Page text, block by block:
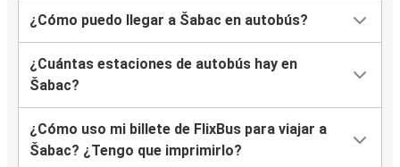
¿Cómo puedo llegar a Šabac en autobús?
¿Cuántas estaciones de autobús hay en
Šabac?
¿Cómo uso mi billete de FlixBus para viajar a
Šabac? ¿Tengo que imprimirlo?